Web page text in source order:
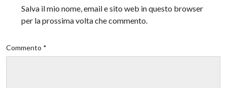
Salva il mio nome, email e sito web in questo browser
per la prossima volta che commento.
Commento *